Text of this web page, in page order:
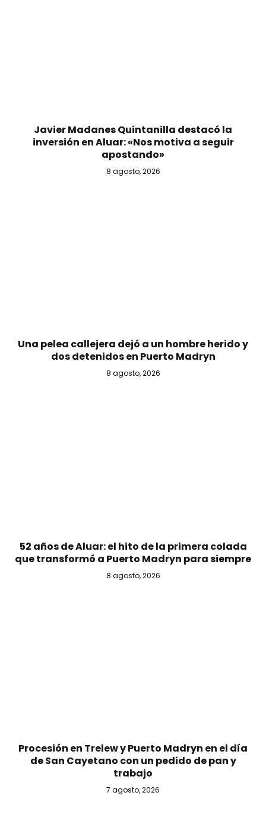
Javier Madanes Quintanilla destacó la
inversión en Aluar: «Nos motiva a seguir
apostando»
8 agosto, 2026
Una pelea callejera dejó a un hombre herido y
dos detenidos en Puerto Madryn
8 agosto, 2026
52 años de Aluar: el hito de la primera colada
que transformó a Puerto Madryn para siempre
8 agosto, 2026
Procesión en Trelew y Puerto Madryn en el día
de San Cayetano con un pedido de pan y
trabajo
7 agosto, 2026